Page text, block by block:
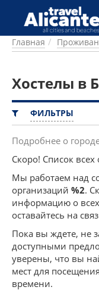
Перейти к основному
ГОРОДА
ПИТАНИЕ
ПЛЯЖИ
КЕМПИНГ
КОМАРКИ
РЕЦЕПТЫ
ПРЕДЛОЖЕНИЯ
СТАТЬИ
УСЛУГИ
Главная
Хостелы в
ФИЛЬТРЫ
Подробнее о
Скоро! Список всех
Мы работаем над
организаций %2.
информацию о
оставайтесь на
Пока вы ждете, не
доступными
уверены, что вы
мест для
времени.